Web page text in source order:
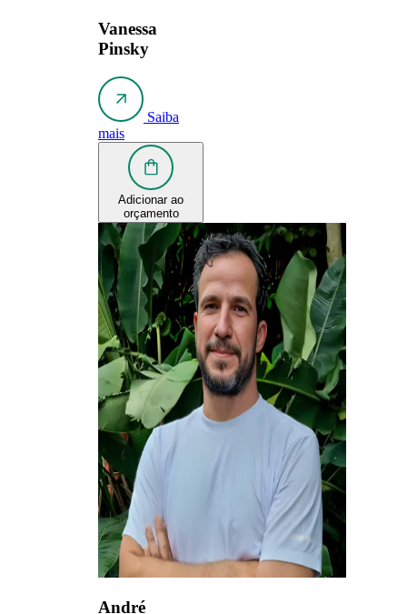
Vanessa
Pinsky
Saiba
mais
Adicionar ao
orçamento
André